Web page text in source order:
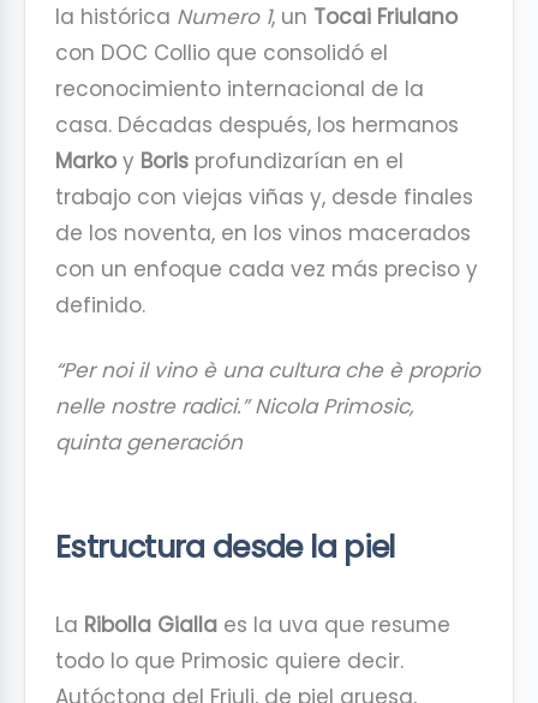
la histórica Numero 1, un Tocai Friulano
con DOC Collio que consolidó el
reconocimiento internacional de la
casa. Décadas después, los hermanos
Markoy Boris profundizarían en el
trabajo con viejas viñas y, desde finales
de los noventa, en los vinos macerados
con un enfoque cada vez más preciso y
definido.
“Per noi il vino è una cultura che è proprio
nelle nostre radici.” Nicola Primosic,
quinta generación
Estructura desde la piel
La Ribolla Gialla es la uva que resume
todo lo que Primosic quiere decir.
Autóctona del Friuli, de piel gruesa,